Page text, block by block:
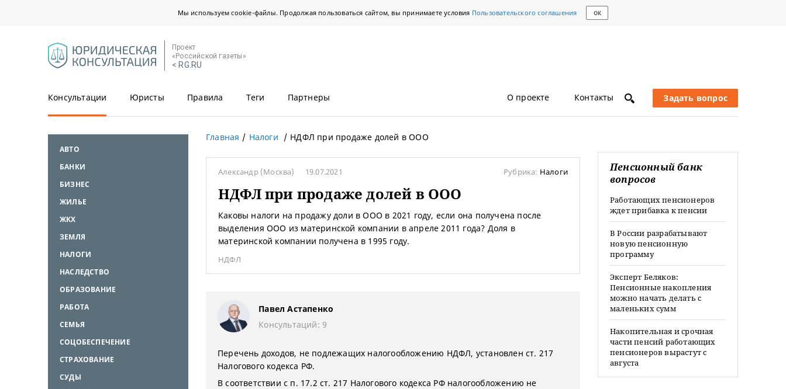
Мы используем cookie-файлы. Продолжая пользоваться сайтом, вы принимаете условия Пользовательского соглашения ОК
Проект
«Российской газеты»
< RG.RU
Консультации Юристы Правила Теги Партнеры О проекте Контакты Задать вопрос
АВТО
БАНКИ
БИЗНЕС
ЖИЛЬЕ
ЖКХ
ЗЕМЛЯ
НАЛОГИ
НАСЛЕДСТВО
ОБРАЗОВАНИЕ
РАБОТА
СЕМЬЯ
СОЦОБЕСПЕЧЕНИЕ
СТРАХОВАНИЕ
СУДЫ
Главная Налоги НДФЛ при продаже долей в ООО
Александр(Москва) 19.07.2021 Рубрика: Налоги
НДФЛ при продаже долей в ООО
Каковы налоги на продажу доли в ООО в 2021 году, если она получена после
выделения ООО из материнской компании в апреле 2011 года? Доля в
материнской компании получена в 1995 году.
НДФЛ
Павел Астапенко
Консультаций: 9
Перечень доходов, не подлежащих налогообложению НДФЛ, установлен ст. 217
Налогового кодекса РФ.
В соответствии с п. 17.2 ст. 217 Налогового кодекса РФ налогообложению не
Пенсионный банк
вопросов
Работающих пенсионеров
ждет прибавка к пенсии
В России разрабатывают
новую пенсионную
программу
Эксперт Беляков:
Пенсионные накопления
можно начать делать с
маленьких сумм
Накопительная и срочная
части пенсий работающих
пенсионеров вырастут с
августа